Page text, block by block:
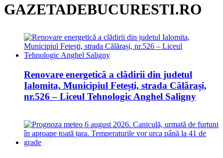
GAZETADEBUCURESTI.RO
Renovare energetică a clădirii din judetul
Ialomita, Municipiul Fetești, strada Călărași,
nr.526 – Liceul Tehnologic Anghel Saligny